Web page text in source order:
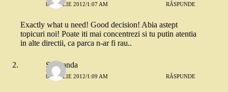
8 APRILIE 2012/1:07 AM RĂSPUNDE
Exactly what u need! Good decision! Abia astept
topicuri noi! Poate iti mai concentrezi si tu putin atentia
in alte directii, ca parca n-ar fi rau..
Smaranda
8 APRILIE 2012/1:09 AM RĂSPUNDE